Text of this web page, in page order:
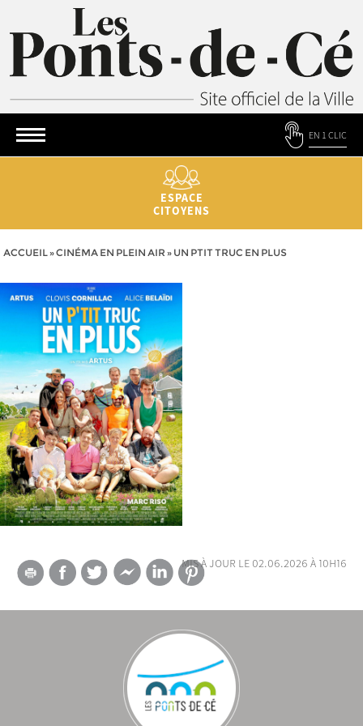
EN 1 CLIC
ESPACE
CITOYENS
ACCUEIL»CINÉMA EN PLEIN AIR » UN PTIT TRUC EN PLUS
mis à jour le 02.06.2026 à 10h16